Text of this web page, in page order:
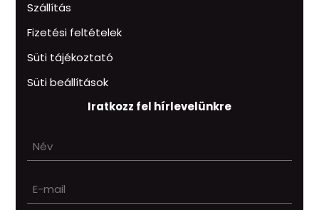
Szállítás
Fizetési feltételek
Süti tájékoztató
Süti beállítások
Iratkozz fel hírlevelünkre